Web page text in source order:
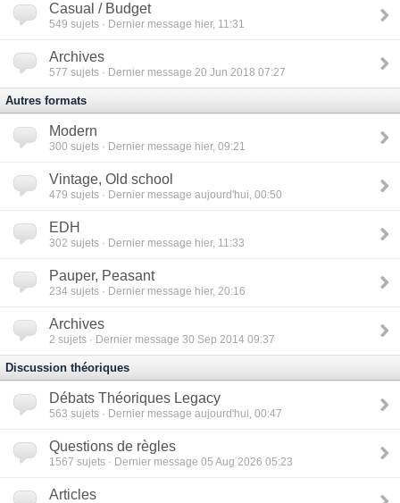
Casual / Budget
549 sujets · Dernier message hier, 11:31
Archives
577 sujets · Dernier message 20 Jun 2018 07:27
Autres formats
Modern
300 sujets · Dernier message hier, 09:21
Vintage, Old school
479 sujets · Dernier message aujourd'hui, 00:50
EDH
302 sujets · Dernier message hier, 11:33
Pauper, Peasant
234 sujets · Dernier message hier, 20:16
Archives
2 sujets · Dernier message 30 Sep 2014 09:37
Discussion théoriques
Débats Théoriques Legacy
563 sujets · Dernier message aujourd'hui, 00:47
Questions de règles
1567 sujets · Dernier message 05 Aug 2026 05:23
Articles